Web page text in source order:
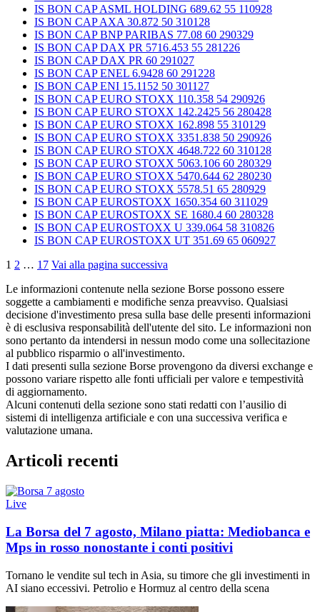
IS BON CAP ASML HOLDING 689.62 55 110928
IS BON CAP AXA 30.872 50 310128
IS BON CAP BNP PARIBAS 77.08 60 290329
IS BON CAP DAX PR 5716.453 55 281226
IS BON CAP DAX PR 60 291027
IS BON CAP ENEL 6.9428 60 291228
IS BON CAP ENI 15.1152 50 301127
IS BON CAP EURO STOXX 110.358 54 290926
IS BON CAP EURO STOXX 142.2425 56 280428
IS BON CAP EURO STOXX 162.898 55 310129
IS BON CAP EURO STOXX 3351.838 50 290926
IS BON CAP EURO STOXX 4648.722 60 310128
IS BON CAP EURO STOXX 5063.106 60 280329
IS BON CAP EURO STOXX 5470.644 62 280230
IS BON CAP EURO STOXX 5578.51 65 280929
IS BON CAP EUROSTOXX 1650.354 60 311029
IS BON CAP EUROSTOXX SE 1680.4 60 280328
IS BON CAP EUROSTOXX U 339.064 58 310826
IS BON CAP EUROSTOXX UT 351.69 65 060927
1 2 … 17 Vai alla pagina successiva
Le informazioni contenute nella sezione Borse possono essere
soggette a cambiamenti e modifiche senza preavviso. Qualsiasi
decisione d'investimento presa sulla base delle presenti informazioni
è di esclusiva responsabilità dell'utente del sito. Le informazioni non
sono pertanto da intendersi in nessun modo come una sollecitazione
al pubblico risparmio o all'investimento.
I dati presenti sulla sezione Borse provengono da diversi exchange e
possono variare rispetto alle fonti ufficiali per valore e tempestività
di aggiornamento.
Alcuni contenuti della sezione sono stati redatti con l’ausilio di
sistemi di intelligenza artificiale e con una successiva verifica e
valutazione umana.
Articoli recenti
Live
La Borsa del 7 agosto, Milano piatta: Mediobanca e
Mps in rosso nonostante i conti positivi
Tornano le vendite sul tech in Asia, su timore che gli investimenti in
AI siano eccessivi. Petrolio e Hormuz al centro della scena